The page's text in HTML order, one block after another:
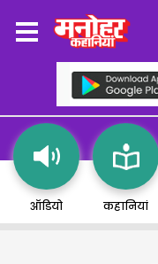
ऑडियो कहानियां